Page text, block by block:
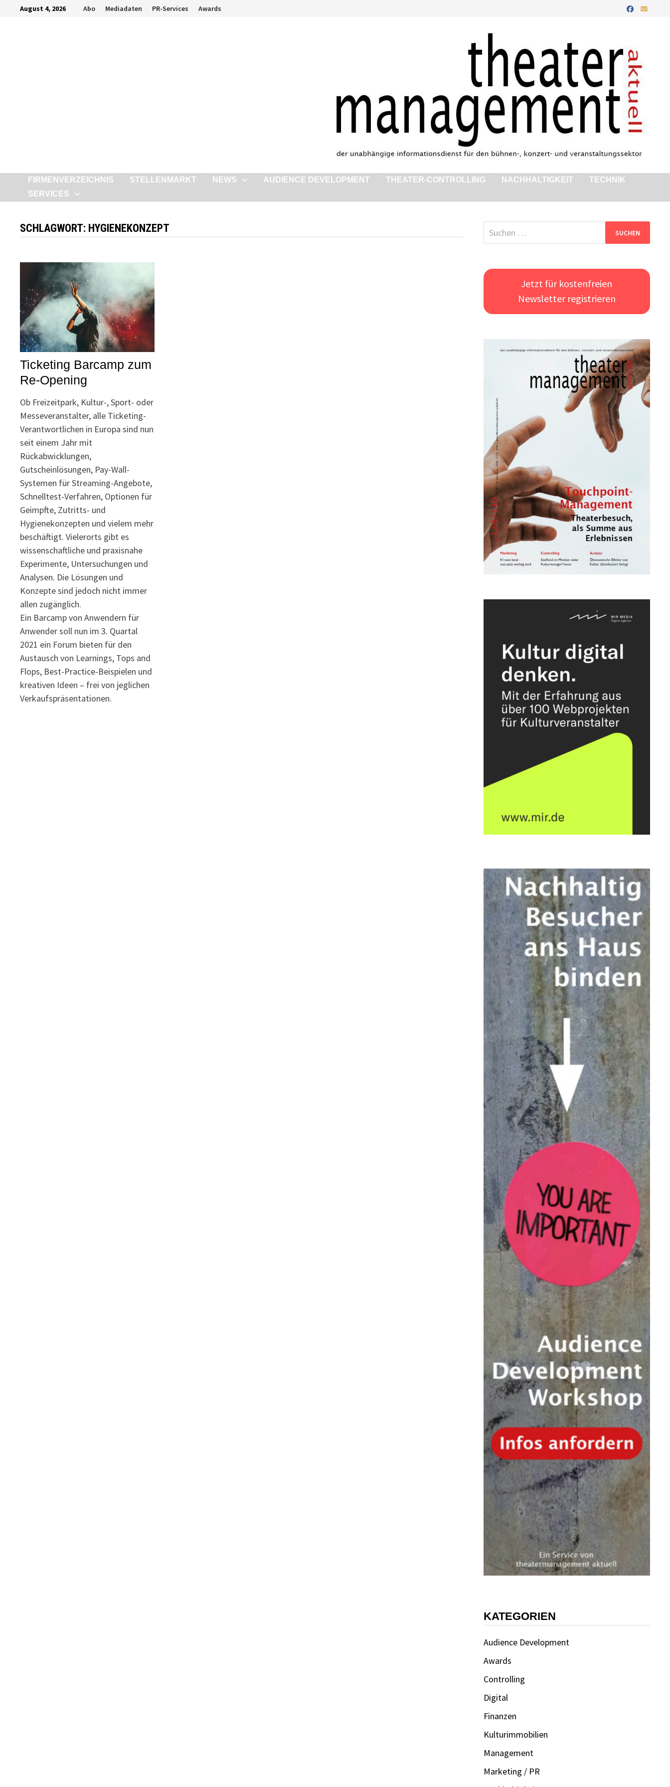
ZurückAugust 4, 2026 Abo Mediadaten PR-Services Awards
FIRMENVERZEICHNIS STELLENMARKT NEWS AUDIENCE DEVELOPMENT THEATER-CONTROLLING NACHHALTIGKEIT
TECHNIK
SERVICES
SCHLAGWORT: HYGIENEKONZEPT
Ticketing Barcamp zum
Re-Opening
Ob Freizeitpark, Kultur-, Sport- oder
Messeveranstalter, alle Ticketing-
Verantwortlichen in Europa sind nun
seit einem Jahr mit
Rückabwicklungen,
Gutscheinlösungen, Pay-Wall-
Systemen für Streaming-Angebote,
Schnelltest-Verfahren, Optionen für
Geimpfte, Zutritts- und
Hygienekonzepten und vielem mehr
beschäftigt. Vielerorts gibt es
wissenschaftliche und praxisnahe
Experimente, Untersuchungen und
Analysen. Die Lösungen und
Konzepte sind jedoch nicht immer
allen zugänglich.
Ein Barcamp von Anwendern für
Anwender soll nun im 3. Quartal
2021 ein Forum bieten für den
Austausch von Learnings, Tops and
Flops, Best-Practice-Beispielen und
kreativen Ideen – frei von jeglichen
Verkaufspräsentationen.
Suchen
nach:
Jetzt für kostenfreien
Newsletter registrieren
KATEGORIEN
Audience Development
Awards
Controlling
Digital
Finanzen
Kulturimmobilien
Management
Marketing / PR